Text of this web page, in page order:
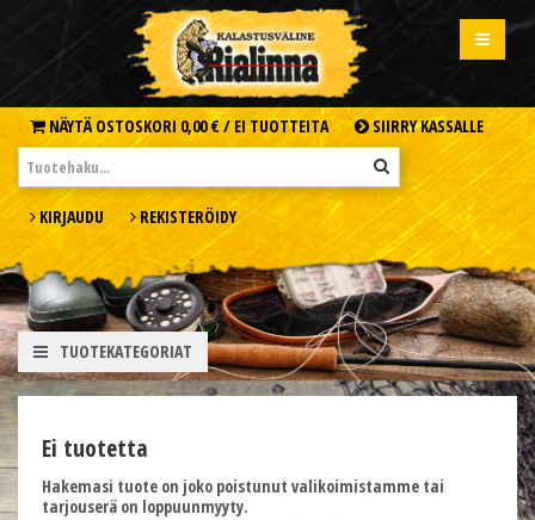
NÄYTÄ OSTOSKORI 0,00 € / EI TUOTTEITA SIIRRY KASSALLE
KIRJAUDU REKISTERÖIDY
TUOTEKATEGORIAT
Ei tuotetta
Hakemasi tuote on joko poistunut valikoimistamme tai
tarjouserä on loppuunmyyty.